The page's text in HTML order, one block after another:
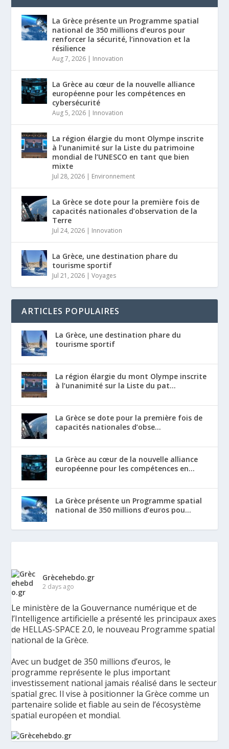
La Grèce présente un Programme spatial
national de 350 millions d’euros pour
renforcer la sécurité, l’innovation et la
résilience
Aug 7, 2026 | Innovation
La Grèce au cœur de la nouvelle alliance
européenne pour les compétences en
cybersécurité
Aug 5, 2026 | Innovation
La région élargie du mont Olympe inscrite
à l’unanimité sur la Liste du patrimoine
mondial de l’UNESCO en tant que bien
mixte
Jul 28, 2026 | Environnement
La Grèce se dote pour la première fois de
capacités nationales d’observation de la
Terre
Jul 24, 2026 | Innovation
La Grèce, une destination phare du
tourisme sportif
Jul 21, 2026 |Voyages
ARTICLES POPULAIRES
La Grèce, une destination phare du
tourisme sportif
La région élargie du mont Olympe inscrite
à l’unanimité sur la Liste du pat...
La Grèce se dote pour la première fois de
capacités nationales d’obse...
La Grèce au cœur de la nouvelle alliance
européenne pour les compétences en...
La Grèce présente un Programme spatial
national de 350 millions d’euros pou...
Grècehebdo.gr
2 days ago
Le ministère de la Gouvernance numérique et de
l’Intelligence artificielle a présenté les principaux axes
de HELLAS-SPACE 2.0, le nouveau Programme spatial
national de la Grèce.
Avec un budget de 350 millions d’euros, le
programme représente le plus important
investissement national jamais réalisé dans le secteur
spatial grec. Il vise à positionner la Grèce comme un
partenaire solide et fiable au sein de l’écosystème
spatial européen et mondial.